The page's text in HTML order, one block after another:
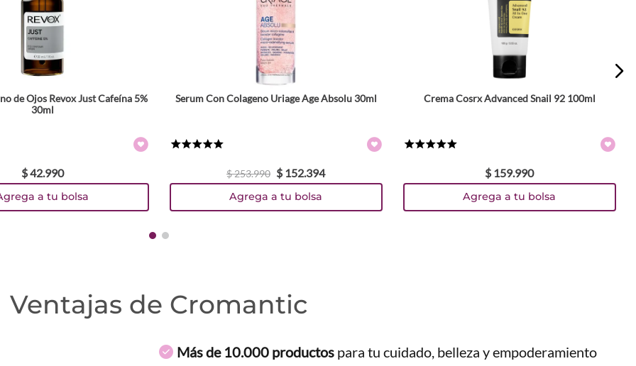
de Ojos Revox Just Cafeína 5%
30ml
$42.990
a tu bolsa
Serum Con Colageno Uriage Age Absolu 30ml
$253.990 $ 152.394
Agrega a tu bolsa
Crema Cosrx Advanced Snail 92 100ml
$ 159.990
Agrega a tu bolsa
Ventajas de Cromantic
Más de 10.000 productos para tu cuidado, belleza y empoderamiento